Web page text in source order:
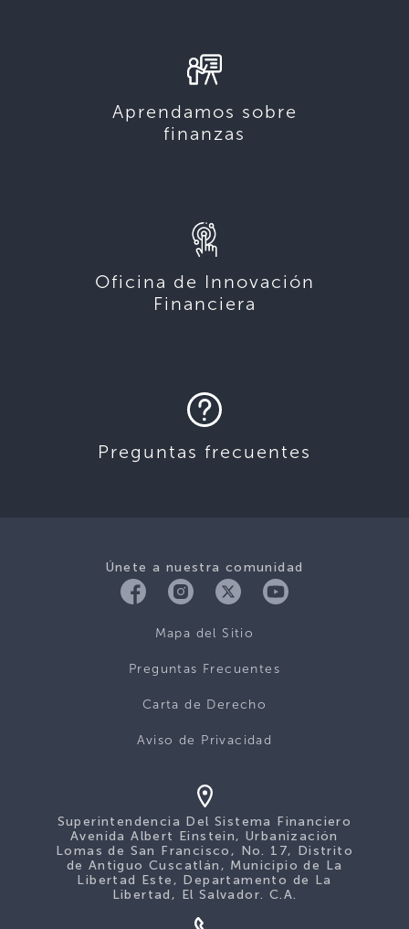
Aprendamos sobre
finanzas
Oficina de Innovación
Financiera
Preguntas frecuentes
Únete a nuestra comunidad
Mapa del Sitio
Preguntas Frecuentes
Carta de Derecho
Aviso de Privacidad
Superintendencia Del Sistema Financiero
Avenida Albert Einstein, Urbanización
Lomas de San Francisco, No. 17, Distrito
de Antiguo Cuscatlán, Municipio de La
Libertad Este, Departamento de La
Libertad, El Salvador. C.A.